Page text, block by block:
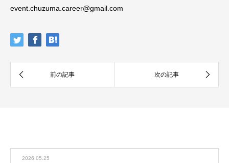
event.chuzuma.career@gmail.com
2026.05.25